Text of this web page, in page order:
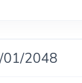
01/2048